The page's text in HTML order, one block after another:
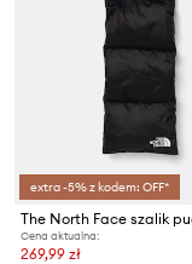
extra -5% z kodem: OFF*
Cena aktualna:
269,99 zł